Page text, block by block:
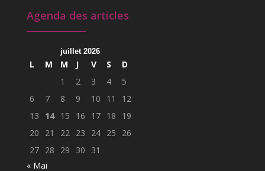
Agenda des articles
juillet 2026
L M M J V S
D
1
2 3 4
5
6
7 8 9 10 11
12
13
14 15 16 17 18
19
20
21 22 23 24 25
26
27 28 29 30
31
« Mai